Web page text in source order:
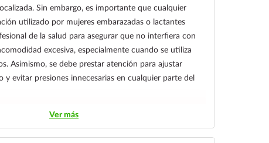
Sin embargo, es importante que cualquier
utilizado por mujeres embarazadas o lactantes
de la salud para asegurar que no interfiera con
excesiva, especialmente cuando se utiliza
Asimismo, se debe prestar atención para ajustar
y evitar presiones innecesarias en cualquier parte del
Ver más